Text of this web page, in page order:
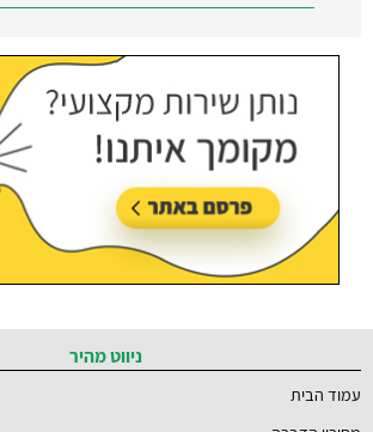
ברמת השרון והסביבה
עודכן בתאריך:21/07/2026, בשעה 12:58
ניווט מהיר
עמוד הבית